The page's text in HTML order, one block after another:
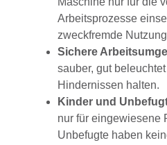
Arbeitsprozesse
zweckfremde
Sichere
sauber, gut
Hindernissen halten.
Kinder und
nur für eingewiesene
Unbefugte haben